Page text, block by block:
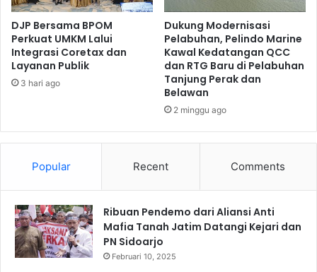
DJP Bersama BPOM
Perkuat UMKM Lalui
Integrasi Coretax dan
Layanan Publik
3 hari ago
Dukung Modernisasi
Pelabuhan, Pelindo Marine
Kawal Kedatangan QCC
dan RTG Baru di Pelabuhan
Tanjung Perak dan
Belawan
2 minggu ago
Popular Recent Comments
Ribuan Pendemo dari Aliansi Anti
Mafia Tanah Jatim Datangi Kejari dan
PN Sidoarjo
Februari 10, 2025